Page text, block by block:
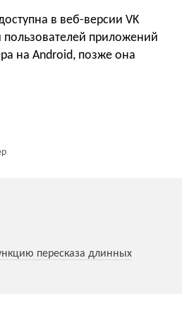
в веб-версии VK
приложений
на Android, позже она
пересказа длинных